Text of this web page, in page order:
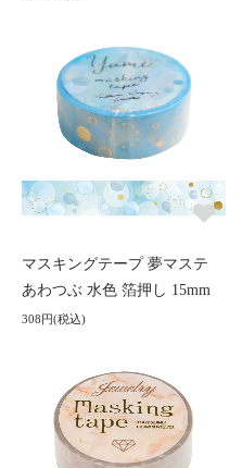
マスキングテープ 夢マステ
あわつぶ 水色 箔押し 15mm
308円(税込)